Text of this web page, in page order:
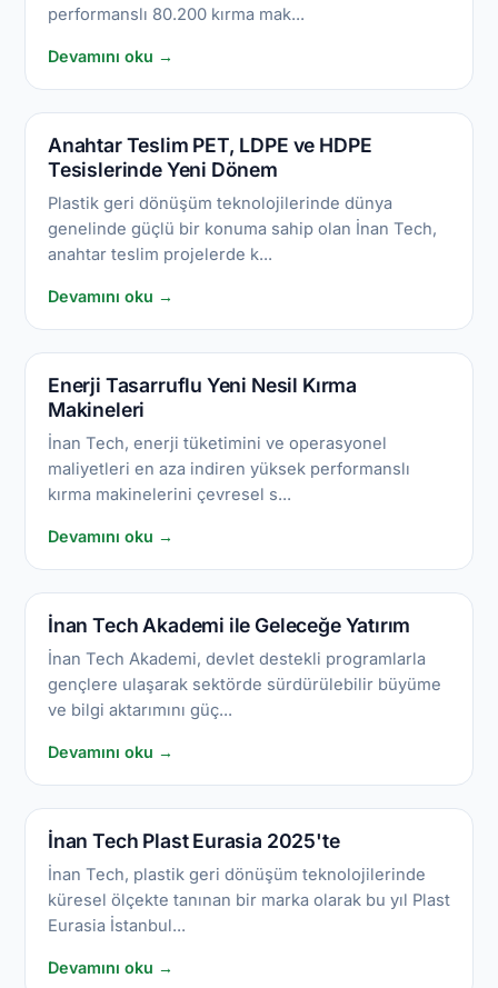
performanslı 80.200 kırma mak...
Devamını oku →
Anahtar Teslim PET, LDPE ve HDPE
Tesislerinde Yeni Dönem
Plastik geri dönüşüm teknolojilerinde dünya
genelinde güçlü bir konuma sahip olan İnan Tech,
anahtar teslim projelerde k...
Devamını oku →
Enerji Tasarruflu Yeni Nesil Kırma
Makineleri
İnan Tech, enerji tüketimini ve operasyonel
maliyetleri en aza indiren yüksek performanslı
kırma makinelerini çevresel s...
Devamını oku →
İnan Tech Akademi ile Geleceğe Yatırım
İnan Tech Akademi, devlet destekli programlarla
gençlere ulaşarak sektörde sürdürülebilir büyüme
ve bilgi aktarımını güç...
Devamını oku →
İnan Tech Plast Eurasia 2025'te
İnan Tech, plastik geri dönüşüm teknolojilerinde
küresel ölçekte tanınan bir marka olarak bu yıl Plast
Eurasia İstanbul...
Devamını oku →